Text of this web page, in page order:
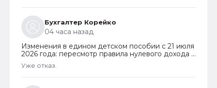
Бухгалтер Корейко
04 часа назад
Изменения в едином детском пособии с 21 июля
2026 года: пересмотр правила нулевого дохода и
новый порядок оформления пособий по месту
пребывания
Уже отказ.